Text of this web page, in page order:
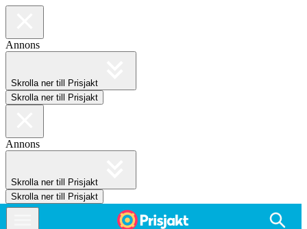
Annons
Skrolla ner till Prisjakt
Skrolla ner till Prisjakt
Annons
Skrolla ner till Prisjakt
Skrolla ner till Prisjakt